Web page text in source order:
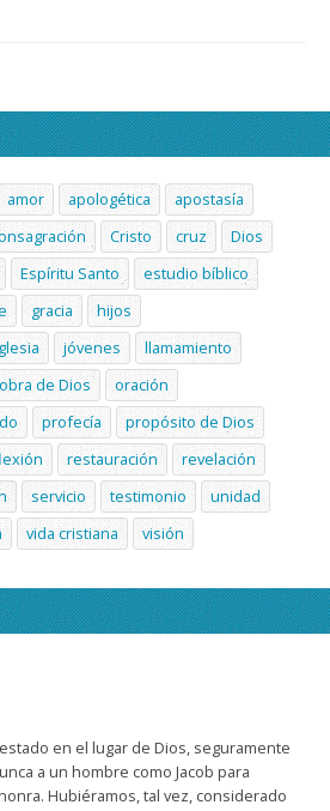
amor apologética
apostasía
Cristo cruz
Dios
Espíritu Santo
estudio bíblico
gracia
hijos
jóvenes
llamamiento
obra de Dios
oración
profecía
propósito de Dios
restauración
revelación
servicio testimonio
unidad
vida cristiana visión
en el lugar de Dios, seguramente
a un hombre como Jacob para
Hubiéramos, tal vez, considerado